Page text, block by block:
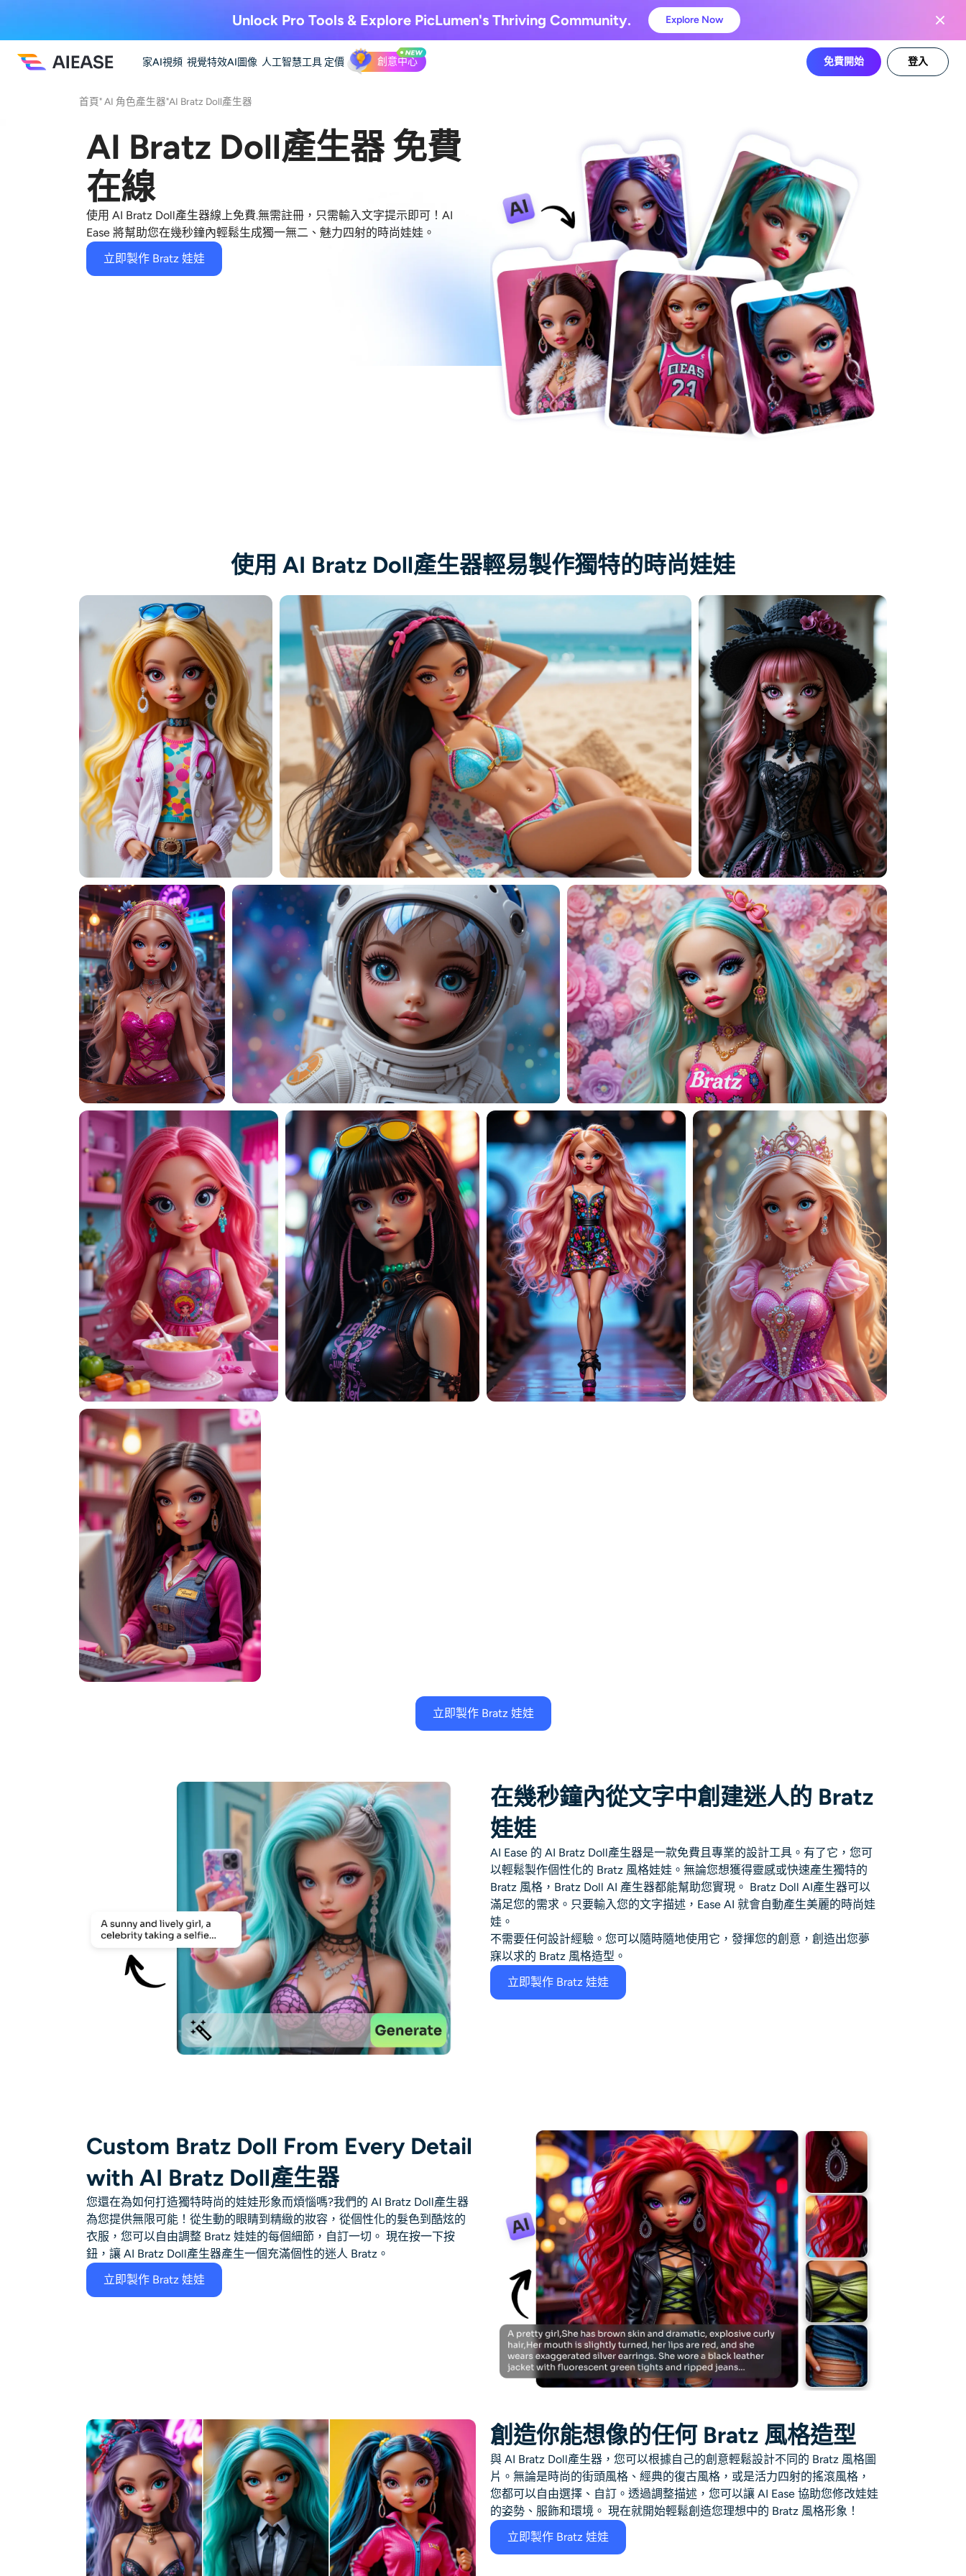
Unlock Pro Tools & ExplorePicLumen's Thriving Community. Explore Now
家AI視頻 視覺特效AI圖像 人工智慧工具 定價 創意中心 免費開始 登入
首頁"AI 角色產生器"AI Bratz Doll產生器
AI Bratz Doll產生器 免費
在線
使用 AI Bratz Doll產生器線上免費.無需註冊，只需輸入文字提示即可！AI
Ease 將幫助您在幾秒鐘內輕鬆生成獨一無二、魅力四射的時尚娃娃。
立即製作 Bratz 娃娃
使用 AI Bratz Doll產生器輕易製作獨特的時尚娃娃
立即製作 Bratz 娃娃
在幾秒鐘內從文字中創建迷人的 Bratz
娃娃
AI Ease 的 AI Bratz Doll產生器是一款免費且專業的設計工具。有了它，您可
以輕鬆製作個性化的 Bratz 風格娃娃。無論您想獲得靈感或快速產生獨特的
Bratz 風格，Bratz Doll AI 產生器都能幫助您實現。 Bratz Doll AI產生器可以
滿足您的需求。只要輸入您的文字描述，Ease AI 就會自動產生美麗的時尚娃
娃。
不需要任何設計經驗。您可以隨時隨地使用它，發揮您的創意，創造出您夢
寐以求的 Bratz 風格造型。
立即製作 Bratz 娃娃
Custom Bratz Doll From Every Detail
with AI Bratz Doll產生器
您還在為如何打造獨特時尚的娃娃形象而煩惱嗎?我們的 AI Bratz Doll產生器
為您提供無限可能！從生動的眼睛到精緻的妝容，從個性化的髮色到酷炫的
衣服，您可以自由調整 Bratz 娃娃的每個細節，自訂一切。 現在按一下按
鈕，讓 AI Bratz Doll產生器產生一個充滿個性的迷人 Bratz。
立即製作 Bratz 娃娃
創造你能想像的任何 Bratz 風格造型
與 AI Bratz Doll產生器 ，您可以根據自己的創意輕鬆設計不同的 Bratz 風格圖
片。無論是時尚的街頭風格、經典的復古風格，或是活力四射的搖滾風格，
您都可以自由選擇、自訂。透過調整描述，您可以讓 AI Ease 協助您修改娃娃
的姿勢、服飾和環境。 現在就開始輕鬆創造您理想中的 Bratz 風格形象！
立即製作 Bratz 娃娃